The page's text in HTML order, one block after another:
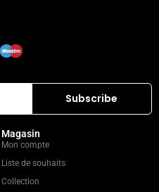
Magasin
Mon compte
Liste de souhaits
Collection